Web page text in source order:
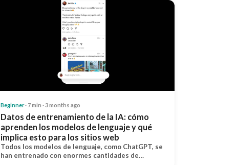
Beginner· 7 min · 3 months ago
Datos de entrenamiento de la IA: cómo
aprenden los modelos de lenguaje y qué
implica esto para los sitios web
Todos los modelos de lenguaje, como ChatGPT, se
han entrenado con enormes cantidades de…